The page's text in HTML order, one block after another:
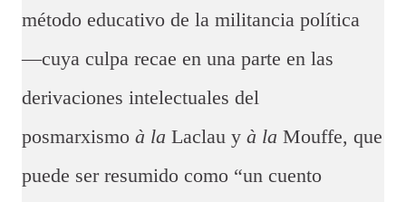
método educativo de la militancia política
—cuya culpa recae en una parte en las
derivaciones intelectuales del
posmarxismo à la Laclau y à la Mouffe, que
puede ser resumido como “un cuento